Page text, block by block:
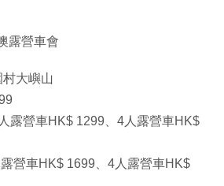
露營車會
大嶼山
露營車HK$ 1299、4人露營車HK$
車HK$ 1699、4人露營車HK$